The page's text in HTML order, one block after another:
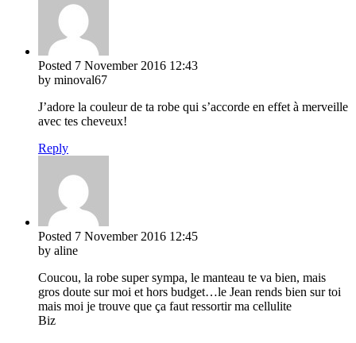
Posted 7 November 2016 12:43
by minoval67
J’adore la couleur de ta robe qui s’accorde en effet à merveille
avec tes cheveux!
Reply
Posted 7 November 2016 12:45
by aline
Coucou, la robe super sympa, le manteau te va bien, mais
gros doute sur moi et hors budget…le Jean rends bien sur toi
mais moi je trouve que ça faut ressortir ma cellulite
Biz